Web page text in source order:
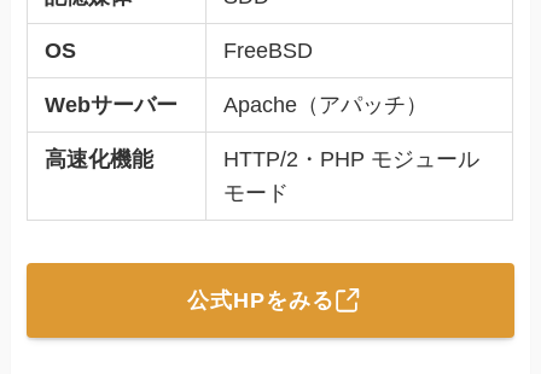
OS FreeBSD
Webサーバー Apache（アパッチ）
高速化機能
HTTP/2・PHP モジュール
モード
公式HPをみる